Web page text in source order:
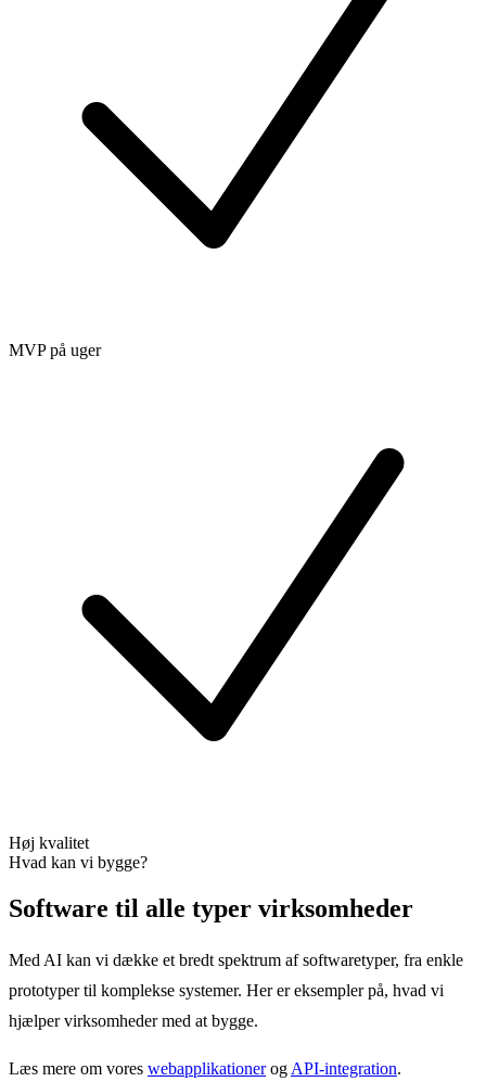
MVP på uger
Høj kvalitet
Hvad kan vi bygge?
Software til alle typer virksomheder
Med AI kan vi dække et bredt spektrum af softwaretyper, fra enkle
prototyper til komplekse systemer. Her er eksempler på, hvad vi
hjælper virksomheder med at bygge.
Læs mere om vores webapplikationerog API-integration.